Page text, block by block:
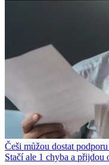
Češi můžou dostat
Stačí ale 1 chyba a přijdou